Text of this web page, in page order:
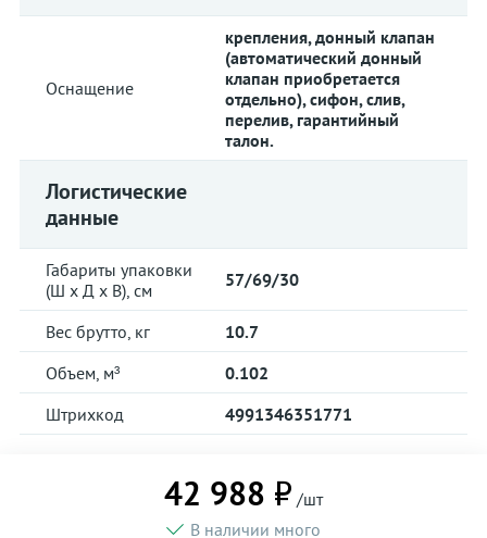
Оснащение
крепления, донный клапан
(автоматический донный
клапан приобретается
отдельно), сифон, слив,
перелив, гарантийный
талон.
Логистические
данные
Габариты упаковки
(Ш х Д х В), см
57/69/30
Вес брутто, кг
10.7
Объем, м³
0.102
Штрихкод
4991346351771
42 988 ₽ /шт
В наличии много